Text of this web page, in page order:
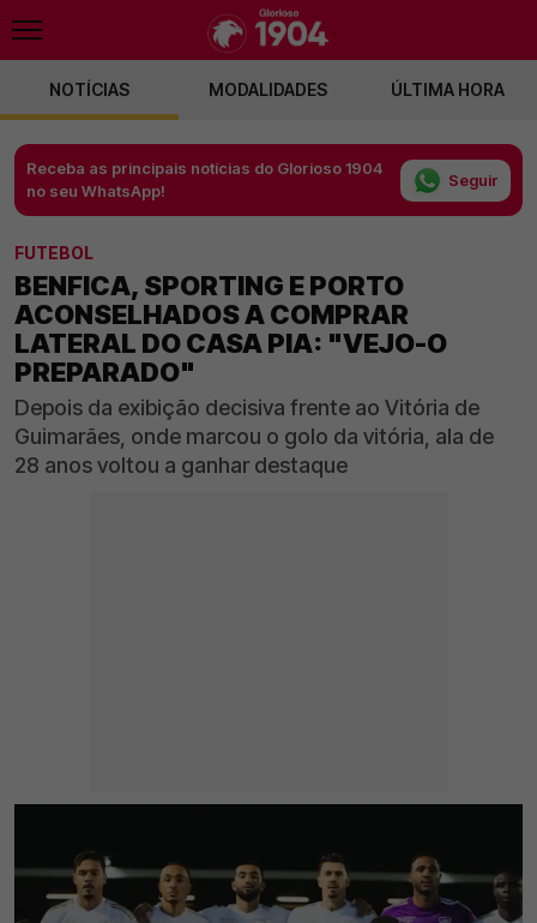
NOTÍCIAS MODALIDADES ÚLTIMA HORA
Receba as principais notícias do Glorioso 1904
no seu WhatsApp!
Seguir
FUTEBOL
BENFICA, SPORTING E PORTO
ACONSELHADOS A COMPRAR
LATERAL DO CASA PIA: "VEJO-O
PREPARADO"
Depois da exibição decisiva frente ao Vitória de
Guimarães, onde marcou o golo da vitória, ala de
28 anos voltou a ganhar destaque